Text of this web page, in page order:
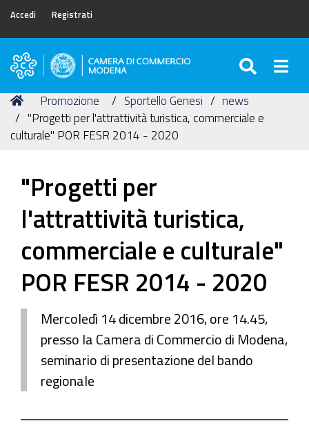
Accedi Registrati
Camera
Commercio
di
Modena
Tu
sei
qui:
Home
Promozione Sportello Genesi
news
"Progetti per l'attrattività turistica, commerciale e
culturale" POR FESR 2014 - 2020
"Progetti per
l'attrattività turistica,
commerciale e culturale"
POR FESR 2014 - 2020
Mercoledì 14 dicembre 2016, ore 14.45,
presso la Camera di Commercio di Modena,
seminario di presentazione del bando
regionale